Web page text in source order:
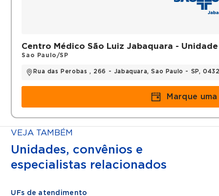
Centro Médico São Luiz Jabaquara -
Sao Paulo/SP
Rua das Perobas , 266 - Jabaquara, Sao Paulo - SP,
Marque
VEJA TAMBÉM
Unidades, convênios e
especialistas relacionados
UFs de atendimento